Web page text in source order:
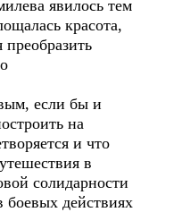
явилось тем
красота,
преобразить
если бы и
на
и что
в
солидарности
боевых действиях